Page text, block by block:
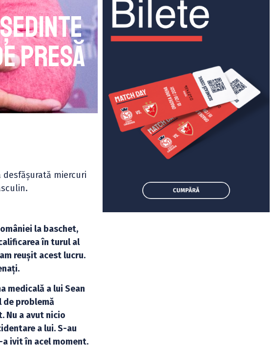
presă
miercuri
la baschet,
în turul al
reușit acest lucru.
medicală a lui Sean
de problemă
Nu a avut nicio
a lui. S-au
ivit în acel moment.